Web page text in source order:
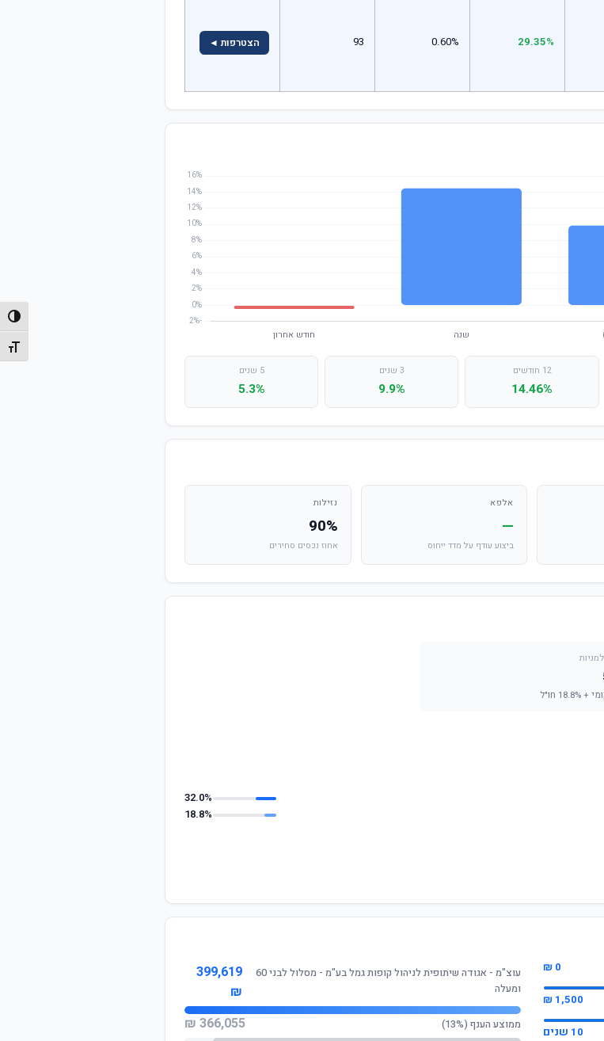
מתג
29.35%
0.60%
93 הצטרפות ◄
12 חודשים
14.46%
3 שנים
9.9%
5 שנים
5.3%
אלפא
—
ביצוע עודף על מדד ייחוס
נזילות
90%
אחוז נכסים סחירים
32.0%
18.8%
0 ₪
1,500 ₪
10 שנים
עוצ"מ - אגודה שיתופית לניהול קופות גמל בע"מ - מסלול לבני 60
ומעלה
399,619
₪
ממוצע הענף (13%) 366,055 ₪